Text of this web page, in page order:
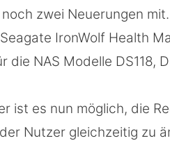
zwei Neuerungen mit.
IronWolf Health
NAS Modelle DS118,
ist es nun möglich, die
Nutzer gleichzeitig zu